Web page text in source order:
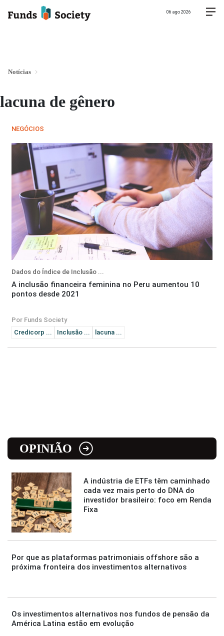
06 ago 2026
Notícias
lacuna de gênero
NEGÓCIOS
Dados do Índice de Inclusão ...
A inclusão financeira feminina no Peru aumentou 10
pontos desde 2021
Por Funds Society
Credicorp ...
Inclusão ... lacuna ...
OPINIÃO
A indústria de ETFs têm caminhado
cada vez mais perto do DNA do
investidor brasileiro: foco em Renda
Fixa
Por que as plataformas patrimoniais offshore são a
próxima fronteira dos investimentos alternativos
Os investimentos alternativos nos fundos de pensão da
América Latina estão em evolução